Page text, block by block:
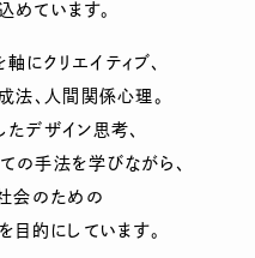
めています。
クリエイティブ、
法、人間関係心理。
デザイン思考、
の手法を学びながら、
会のための
目的にしています。